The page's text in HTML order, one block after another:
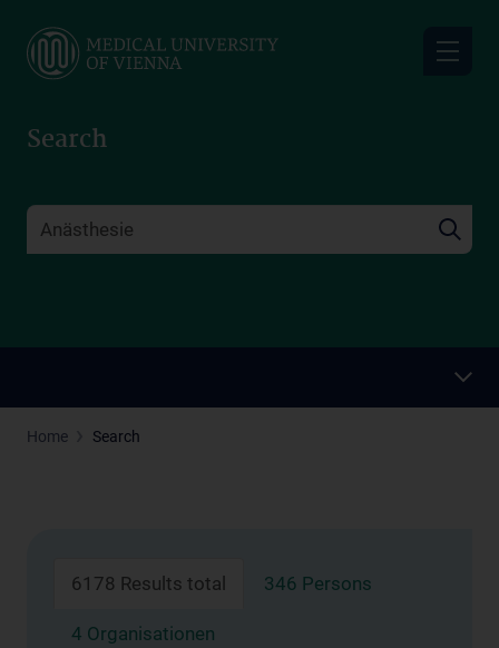
main
Search
Home Search
6178 Results total 346 Persons
4 Organisationen